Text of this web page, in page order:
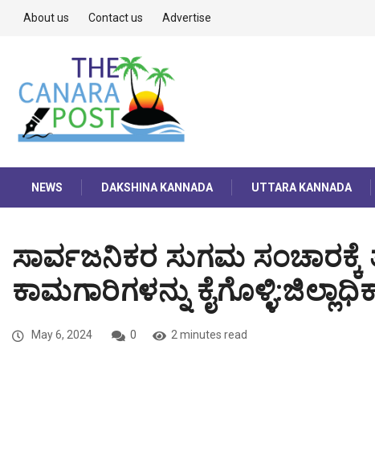
About us Contact us Advertise
NEWS DAKSHINA KANNADA UTTARA KANNADA
ಸಾರ್ವಜನಿಕರ ಸುಗಮ
ಕಾಮಗಾರಿಗಳನ್ನು
May 6, 2024 0 2 minutes read